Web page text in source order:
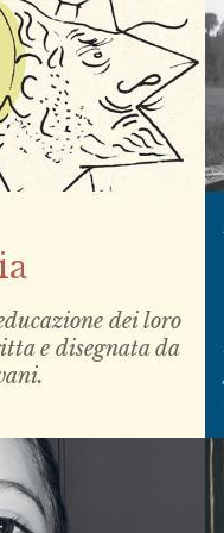
dei loro
e disegnata da